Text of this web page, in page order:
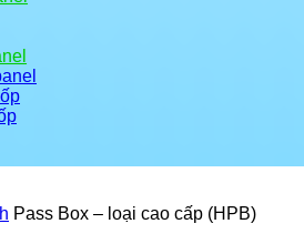
Pass Box – loại cao cấp (HPB)